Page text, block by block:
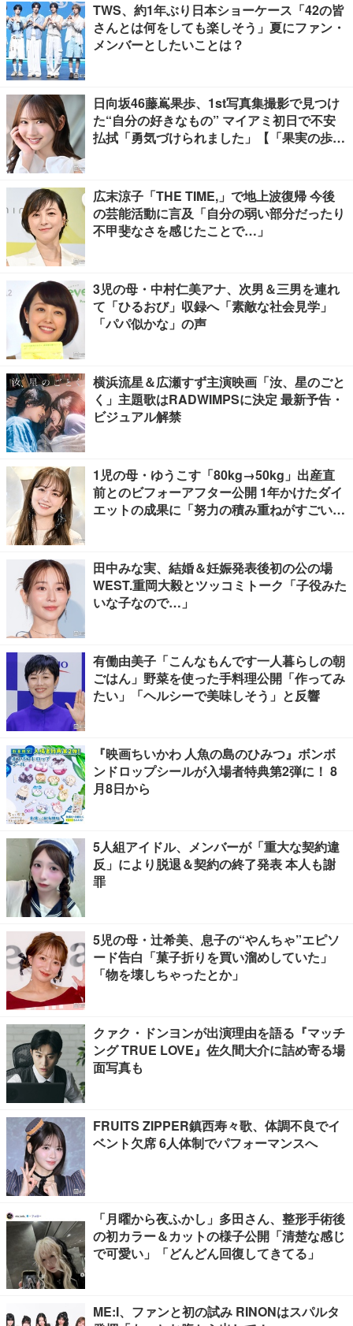
TWS、約1年ぶり日本ショーケース「42の皆
さんとは何をしても楽しそう」夏にファン・
メンバーとしたいことは？
日向坂46藤嶌果歩、1st写真集撮影で見つけ
た“自分の好きなもの” マイアミ初日で不安
払拭「勇気づけられました」【「果実の歩
広末涼子「THE TIME,」で地上波復帰 今後
の芸能活動に言及「自分の弱い部分だったり
不甲斐なさを感じたことで…」
3児の母・中村仁美アナ、次男＆三男を連れ
て「ひるおび」収録へ「素敵な社会見学」
「パパ似かな」の声
横浜流星＆広瀬すず主演映画「汝、星のごと
く」主題歌はRADWIMPSに決定 最新予告・
ビジュアル解禁
1児の母・ゆうこす「80kg→50kg」出産直
前とのビフォーアフター公開 1年かけたダイ
エットの成果に「努力の積み重ねがすごい」
田中みな実、結婚＆妊娠発表後初の公の場
WEST.重岡大毅とツッコミトーク「子役みた
いな子なので…」
有働由美子「こんなもんです一人暮らしの朝
ごはん」野菜を使った手料理公開「作ってみ
たい」「ヘルシーで美味しそう」と反響
『映画ちいかわ 人魚の島のひみつ』ボンボ
ンドロップシールが入場者特典第2弾に！ 8
月8日から
5人組アイドル、メンバーが「重大な契約違
反」により脱退＆契約の終了発表 本人も謝
罪
5児の母・辻希美、息子の“やんちゃ”エピソ
ード告白「菓子折りを買い溜めしていた」
「物を壊しちゃったとか」
クァク・ドンヨンが出演理由を語る『マッチ
ング TRUE LOVE』佐久間大介に詰め寄る場
面写真も
FRUITS ZIPPER鎮西寿々歌、体調不良でイ
ベント欠席 6人体制でパフォーマンスへ
「月曜から夜ふかし」多田さん、整形手術後
の初カラー＆カットの様子公開「清楚な感じ
で可愛い」「どんどん回復してきてる」
ME:I、ファンと初の試み RINONはスパルタ